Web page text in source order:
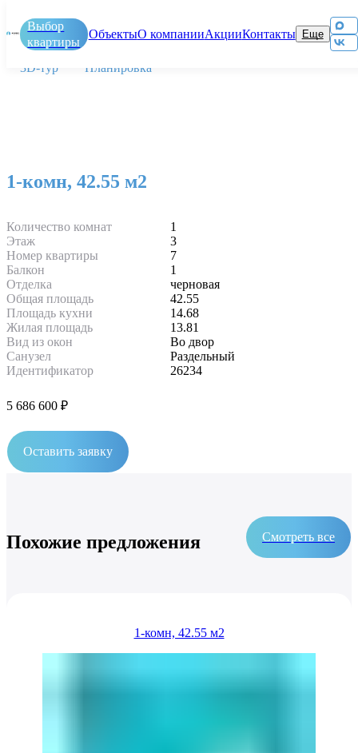
Выбор
квартиры
ОбъектыО компанииАкцииКонтакты Еще
Главная/ЖК По ул Карла Маркса
1-комн, 42.55 м2
3D-тур Планировка
1-комн, 42.55 м2
Количество комнат
1
Этаж
3
Номер квартиры
7
Балкон
1
Отделка
черновая
Общая площадь
42.55
Площадь кухни
14.68
Жилая площадь
13.81
Вид из окон
Во двор
Санузел
Раздельный
Идентификатор
26234
5 686 600 ₽
Оставить заявку
Похожие предложения Смотреть все
1-комн, 42.55 м2